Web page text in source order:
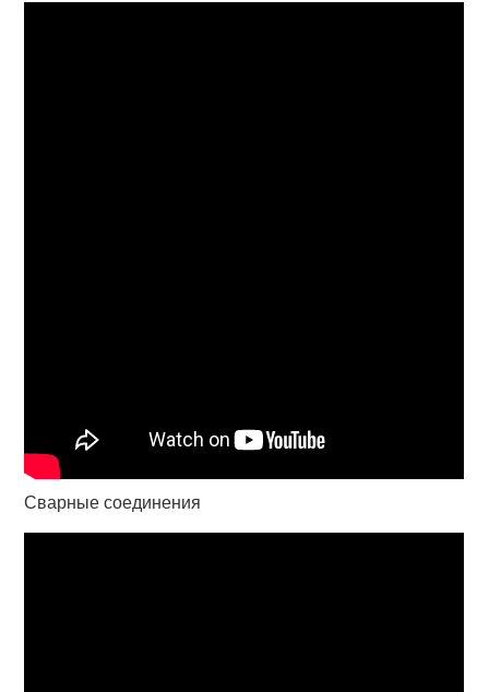
Сварные соединения